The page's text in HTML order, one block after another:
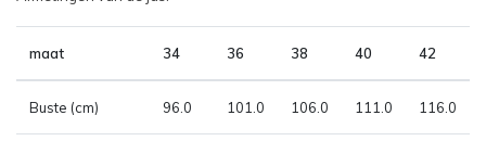
maat 34 36 38 40 42
Buste (cm) 96.0 101.0 106.0 111.0 116.0